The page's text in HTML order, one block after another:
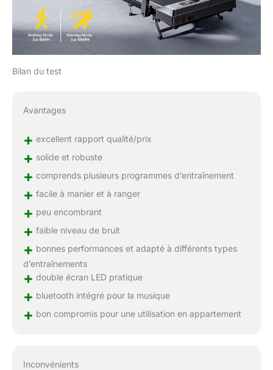
Bilan du test
Avantages
+ excellent rapport qualité/prix
+ solide et robuste
+ comprends plusieurs programmes d’entraînement
+ facile à manier et à ranger
+ peu encombrant
+ faible niveau de bruit
+ bonnes performances et adapté à différents types
d’entraînements
+ double écran LED pratique
+ bluetooth intégré pour la musique
+ bon compromis pour une utilisation en appartement
Inconvénients